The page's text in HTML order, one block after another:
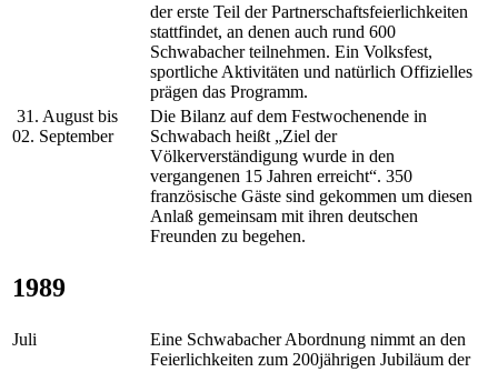
der erste Teil der Partnerschaftsfeierlichkeiten
stattfindet, an denen auch rund 600
Schwabacher teilnehmen. Ein Volksfest,
sportliche Aktivitäten und natürlich Offizielles
prägen das Programm.
31. August bis
02. September
Die Bilanz auf dem Festwochenende in
Schwabach heißt „Ziel der
Völkerverständigung wurde in den
vergangenen 15 Jahren erreicht“. 350
französische Gäste sind gekommen um diesen
Anlaß gemeinsam mit ihren deutschen
Freunden zu begehen.
1989
Juli
Eine Schwabacher Abordnung nimmt an den
Feierlichkeiten zum 200jährigen Jubiläum der